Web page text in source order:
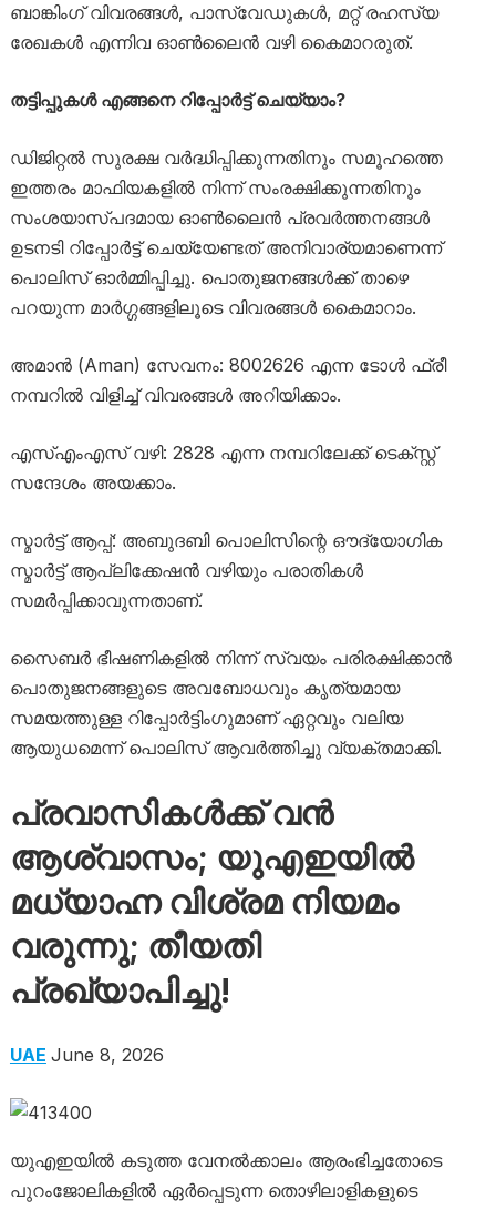
ബാങ്കിംഗ് വിവരങ്ങൾ, പാസ്‌വേഡുകൾ, മറ്റ് രഹസ്യ
രേഖകൾ എന്നിവ ഓൺലൈൻ വഴി കൈമാറരുത്.
തട്ടിപ്പുകൾ എങ്ങനെ റിപ്പോർട്ട് ചെയ്യാം?
ഡിജിറ്റൽ സുരക്ഷ വർദ്ധിപ്പിക്കുന്നതിനും സമൂഹത്തെ
ഇത്തരം മാഫിയകളിൽ നിന്ന് സംരക്ഷിക്കുന്നതിനും
സംശയാസ്പദമായ ഓൺലൈൻ പ്രവർത്തനങ്ങൾ
ഉടനടി റിപ്പോർട്ട് ചെയ്യേണ്ടത് അനിവാര്യമാണെന്ന്
പൊലിസ് ഓർമ്മിപ്പിച്ചു. പൊതുജനങ്ങൾക്ക് താഴെ
പറയുന്ന മാർഗ്ഗങ്ങളിലൂടെ വിവരങ്ങൾ കൈമാറാം.
അമാൻ (Aman) സേവനം: 8002626 എന്ന ടോൾ ഫ്രീ
നമ്പറിൽ വിളിച്ച് വിവരങ്ങൾ അറിയിക്കാം.
എസ്എംഎസ് വഴി: 2828 എന്ന നമ്പറിലേക്ക് ടെക്സ്റ്റ്
സന്ദേശം അയക്കാം.
സ്മാർട്ട് ആപ്പ്: അബുദബി പൊലിസിന്റെ ഔദ്യോഗിക
സ്മാർട്ട് ആപ്ലിക്കേഷൻ വഴിയും പരാതികൾ
സമർപ്പിക്കാവുന്നതാണ്.
സൈബർ ഭീഷണികളിൽ നിന്ന് സ്വയം പരിരക്ഷിക്കാൻ
പൊതുജനങ്ങളുടെ അവബോധവും കൃത്യമായ
സമയത്തുള്ള റിപ്പോർട്ടിംഗുമാണ് ഏറ്റവും വലിയ
ആയുധമെന്ന് പൊലിസ് ആവർത്തിച്ചു വ്യക്തമാക്കി.
പ്രവാസികൾക്ക് വൻ
ആശ്വാസം; യുഎഇയിൽ
മധ്യാഹ്ന വിശ്രമ നിയമം
വരുന്നു; തീയതി
പ്രഖ്യാപിച്ചു!
UAE June 8, 2026
യുഎഇയിൽ കടുത്ത വേനൽക്കാലം ആരംഭിച്ചതോടെ
പുറംജോലികളിൽ ഏർപ്പെടുന്ന തൊഴിലാളികളുടെ